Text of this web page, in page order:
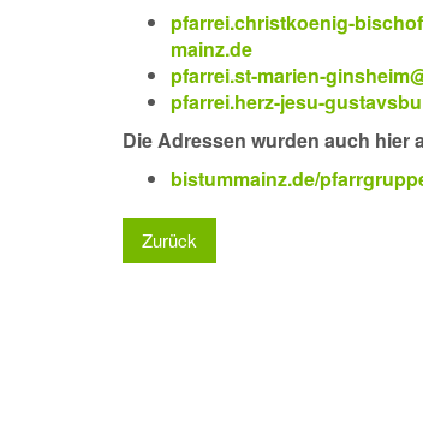
pfarrei.christkoenig-
mainz.de
pfarrei.st-marien-
pfarrei.herz-jesu-
Die Adressen wurden auch hier
bistummainz.de/
Zurück